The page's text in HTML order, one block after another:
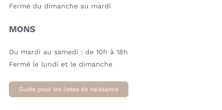
Fermé du dimanche au mardi
MONS
Du mardi au samedi : de 10h à 18h
Fermé le lundi et le dimanche
Guide pour les listes de naissance